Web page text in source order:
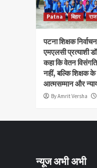
Patna बिहार
पटना शिक्षक
एमएलसी प्रत्याशी
कहा कि वेतन
नहीं, बल्कि शिक्षक
आत्मसम्मान और
By Amrit Versha
न्यूज अभी अभी